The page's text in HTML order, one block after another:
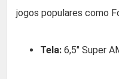
jogos populares como
Tela: 6,5″ Super